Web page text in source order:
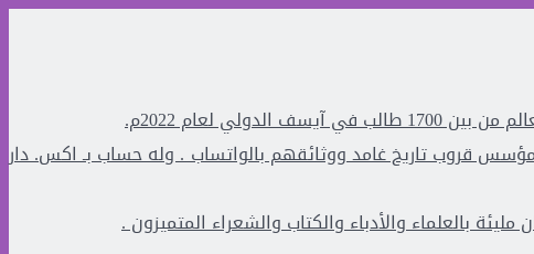
لعام 2022م.
قروب تاريخ غامد ووثائقهم بالواتساب . وله حساب بـ اكس. دار
بالعلماء والأدباء والكتاب والشعراء المتميزون .